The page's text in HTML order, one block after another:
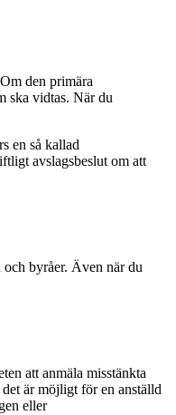
den primära
ska vidtas. När du
en så kallad
avslagsbeslut om att
byråer. Även när du
att anmäla misstänkta
är möjligt för en anställd
eller